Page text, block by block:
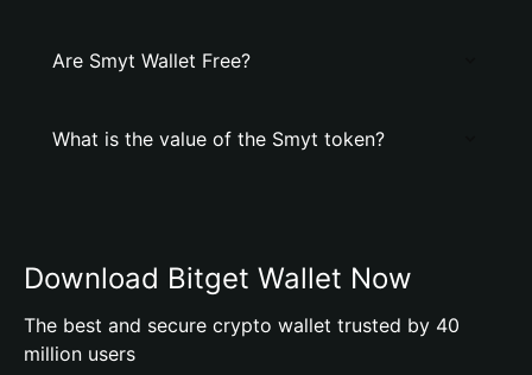
Are Smyt Wallet Free?
What is the value of the Smyt token?
Download Bitget Wallet Now
The best and secure crypto wallet trusted by 40
million users